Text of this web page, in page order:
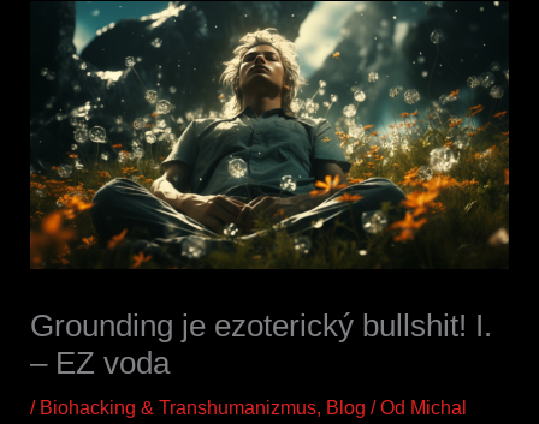
Grounding je ezoterický bullshit! I.
– EZ voda
/ Biohacking & Transhumanizmus, Blog / Od Michal